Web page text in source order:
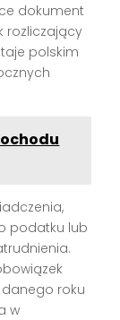
dokument
rozliczający
polskim
podatku lub
roku
w